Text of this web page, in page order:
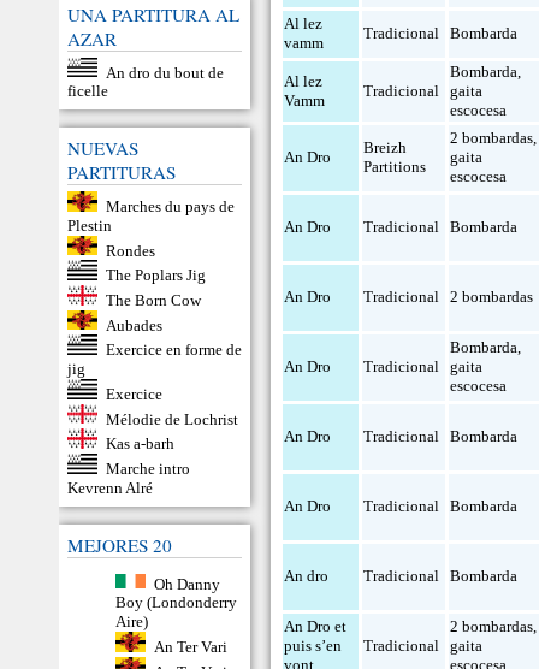
UNA PARTITURA AL
AZAR
An dro du bout de
ficelle
NUEVAS
PARTITURAS
Marches du pays de
Plestin
Rondes
The Poplars Jig
The Born Cow
Aubades
Exercice en forme de
jig
Exercice
Mélodie de Lochrist
Kas a-barh
Marche intro
Kevrenn Alré
MEJORES 20
Oh Danny
Boy (Londonderry
Aire)
An Ter Vari
Al lez
vamm
Tradicional Bombarda
Al lez
Vamm
Tradicional
Bombarda,
gaita
escocesa
An Dro
Breizh
Partitions
2 bombardas,
gaita
escocesa
An Dro Tradicional Bombarda
An Dro Tradicional 2 bombardas
An Dro Tradicional
Bombarda,
gaita
escocesa
An Dro Tradicional Bombarda
An Dro Tradicional Bombarda
An dro Tradicional Bombarda
An Dro et
puis s’en
vont
Tradicional
2 bombardas,
gaita
escocesa